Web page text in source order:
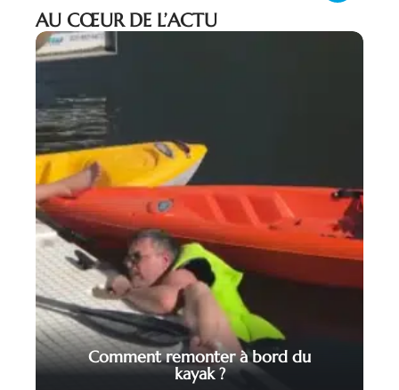
AU CŒUR DE L’ACTU
Comment remonter à bord du
kayak ?